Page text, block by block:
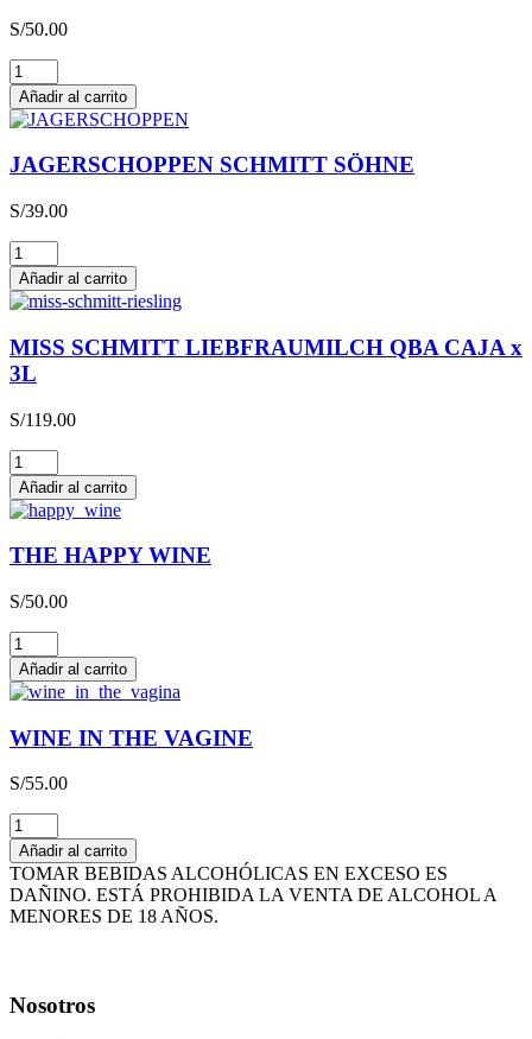
S/50.00
Glühwein
cantidad
Añadir al carrito
JAGERSCHOPPEN SCHMITT SÖHNE
S/39.00
JAGERSCHOPPEN
SCHMITT
SÖHNE
cantidad
Añadir al carrito
MISS SCHMITT LIEBFRAUMILCH QBA CAJA x
3L
S/119.00
MISS
SCHMITT
LIEBFRAUMILCH
QBA
CAJA
x
cantidad
Añadir al carrito
THE HAPPY WINE
S/50.00
THE
HAPPY
WINE
cantidad
Añadir al carrito
WINE IN THE VAGINE
S/55.00
WINE
IN
THE
VAGINE
cantidad
Añadir al carrito
TOMAR BEBIDAS ALCOHÓLICAS EN EXCESO ES
DAÑINO. ESTÁ PROHIBIDA LA VENTA DE ALCOHOL A
MENORES DE 18 AÑOS.
Nosotros